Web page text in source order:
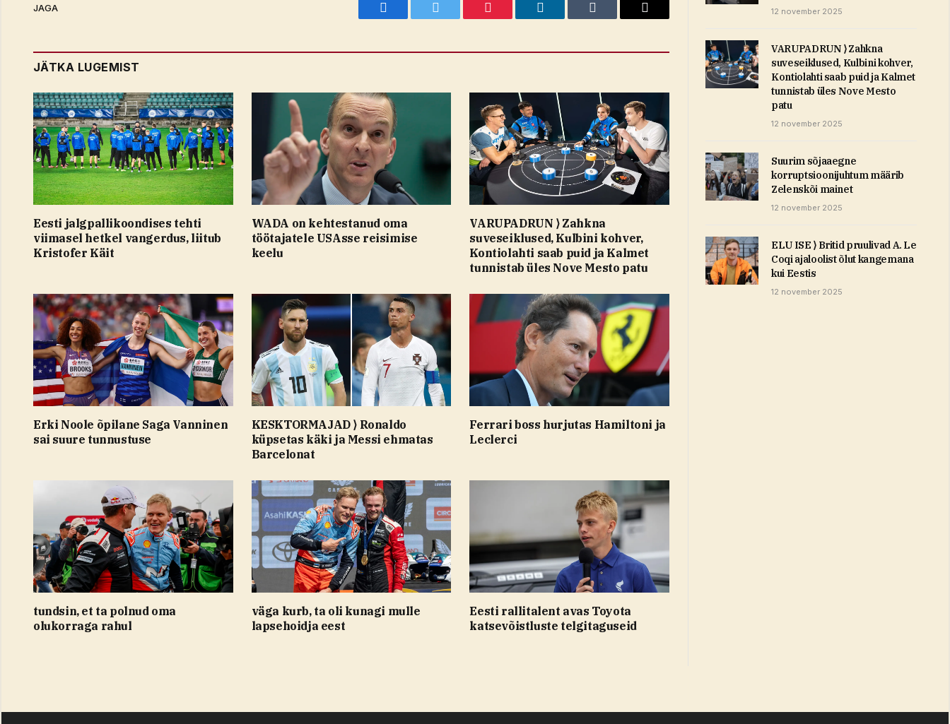
JAGA
Facebook Twitter Pinterest LinkedIn Tumblr Email
JÄTKA LUGEMIST
Eesti jalgpallikoondises tehti
viimasel hetkel vangerdus, liitub
Kristofer Käit
WADA on kehtestanud oma
töötajatele USAsse reisimise
keelu
VARUPADRUN ⟩ Zahkna
suveseiklused, Kulbini kohver,
Kontiolahti saab puid ja Kalmet
tunnistab üles Nove Mesto patu
Erki Noole õpilane Saga Vanninen
sai suure tunnustuse
KESKTORMAJAD ⟩ Ronaldo
küpsetas käki ja Messi ehmatas
Barcelonat
Ferrari boss hurjutas Hamiltoni ja
Leclerci
tundsin, et ta polnud oma
olukorraga rahul
väga kurb, ta oli kunagi mulle
lapsehoidja eest
Eesti rallitalent avas Toyota
katsevõistluste telgitaguseid
12 november 2025
VARUPADRUN ⟩ Zahkna
suveseiklused, Kulbini kohver,
Kontiolahti saab puid ja Kalmet
tunnistab üles Nove Mesto
patu
12 november 2025
Suurim sõjaaegne
korruptsioonijuhtum määrib
Zelenskõi mainet
12 november 2025
ELU ISE ⟩ Britid pruulivad A. Le
Coqi ajaloolist õlut kangemana
kui Eestis
12 november 2025